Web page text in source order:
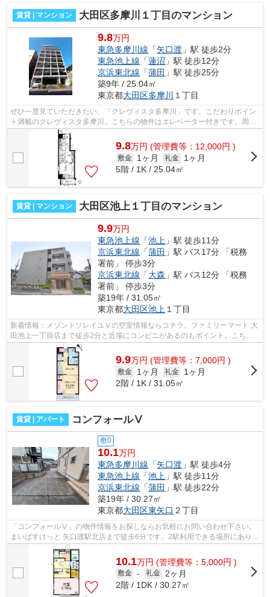
賃貸 | マンション 大田区多摩川１丁目のマンション
9.8万円
東急多摩川線 「矢口渡 」駅 徒歩2分
東急池上線 「蓮沼 」駅 徒歩12分
京浜東北線 「蒲田 」駅 徒歩25分
築9年 / 25.04㎡
東京都大田区多摩川 １丁目
ぜひ一度見ていただきたい、「クレヴィスタ多摩川」です。こだわりポイン
ト満載のクレヴィスタ多摩川。こちらの物件はエレベーター付きです。周辺
に2駅ありの電車通勤しやすいマンショ...
9.8万円 (管理費等：12,000円 )
敷金 1ヶ月 礼金
1ヶ月
5階 / 1K / 25.04㎡
賃貸 | マンション 大田区池上１丁目のマンション
9.9万円
東急池上線 「池上 」駅 徒歩11分
京浜東北線 「蒲田 」駅 バス17分 「税務
署前」 停歩3分
京浜東北線 「大森 」駅 バス12分 「税務
署前」 停歩3分
築19年 / 31.05㎡
東京都大田区池上 １丁目
新着情報：メゾンドソレイユⅤの空室情報ならコチラ。ファミリーマート 大
田池上一丁目店まで徒歩2分と近場にコンビニがあるのもポイント。こちら
はマンションタイプになります。駅から...
9.9万円 (管理費等：7,000円 )
敷金 1ヶ月 礼金
1ヶ月
2階 / 1K / 31.05㎡
賃貸 | アパート コンフォールⅤ
敷0
10.1万円
東急多摩川線 「矢口渡 」駅 徒歩4分
東急池上線 「池上 」駅 徒歩11分
京浜東北線 「蒲田 」駅 徒歩22分
築19年 / 30.27㎡
東京都大田区東矢口 ２丁目
「コンフォールⅤ」の物件情報をお探しならお気軽にお問い合わせ下さい。
まいばすけっと 矢口渡駅北店まで徒歩6分です。2駅利用できる場所にあり、
アクセスが便利です。徒歩4分で駅にア...
10.1万円 (管理費等：5,000円 )
敷金 - 礼金
2ヶ月
2階 / 1DK / 30.27㎡